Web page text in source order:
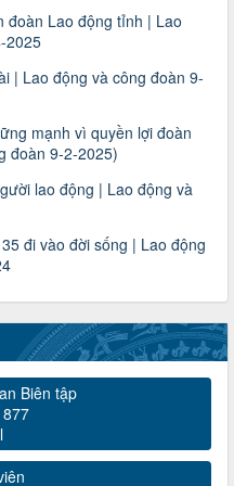
đoàn Lao động tỉnh | Lao
2025
| Lao động và công đoàn 9-
mạnh vì quyền lợi đoàn
đoàn 9-2-2025)
lao động | Lao động và
đi vào đời sống | Lao động
Biên tập
lý tài chính, tài sản công